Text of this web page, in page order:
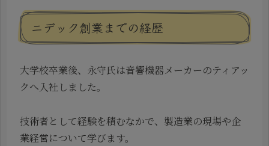
ニデック創業までの経歴
大学校卒業後、永守氏は音響機器メーカーのティアッ
クへ入社しました。
技術者として経験を積むなかで、製造業の現場や企
業経営について学びます。